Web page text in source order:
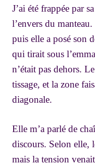
J’ai été frappée par
l’envers du
puis elle a posé son
qui tirait sous
n’était pas dehors.
tissage, et la zone
diagonale.
Elle m’a parlé de
discours. Selon elle,
mais la tension